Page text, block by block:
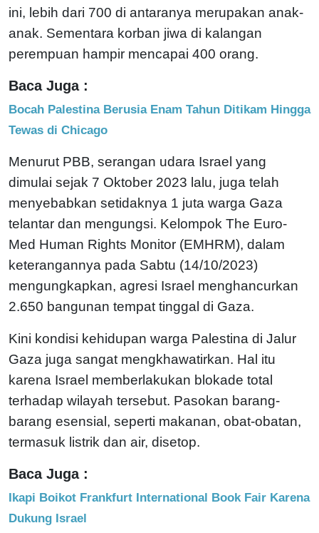
ini, lebih dari 700 di antaranya merupakan anak-
anak. Sementara korban jiwa di kalangan
perempuan hampir mencapai 400 orang.
Baca Juga :
Bocah Palestina Berusia Enam Tahun Ditikam Hingga
Tewas di Chicago
Menurut PBB, serangan udara Israel yang
dimulai sejak 7 Oktober 2023 lalu, juga telah
menyebabkan setidaknya 1 juta warga Gaza
telantar dan mengungsi. Kelompok The Euro-
Med Human Rights Monitor (EMHRM), dalam
keterangannya pada Sabtu (14/10/2023)
mengungkapkan, agresi Israel menghancurkan
2.650 bangunan tempat tinggal di Gaza.
Kini kondisi kehidupan warga Palestina di Jalur
Gaza juga sangat mengkhawatirkan. Hal itu
karena Israel memberlakukan blokade total
terhadap wilayah tersebut. Pasokan barang-
barang esensial, seperti makanan, obat-obatan,
termasuk listrik dan air, disetop.
Baca Juga :
Ikapi Boikot Frankfurt International Book Fair Karena
Dukung Israel